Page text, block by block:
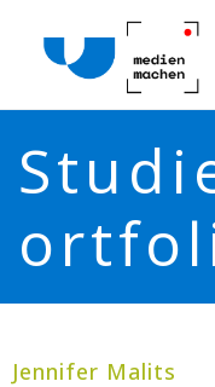
Jennifer Malits